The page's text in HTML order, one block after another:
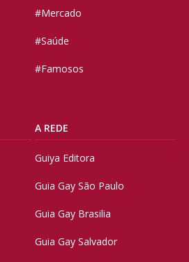
#Mercado
#Saúde
#Famosos
A REDE
Guiya Editora
Guia Gay São Paulo
Guia Gay Brasilia
Guia Gay Salvador